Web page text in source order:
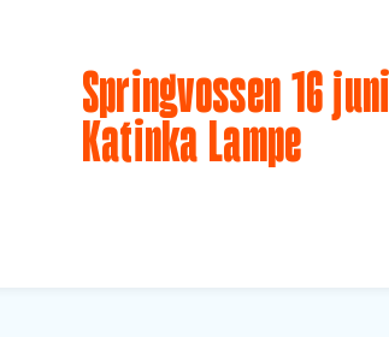
Springvossen 16 juni |
Katinka Lampe